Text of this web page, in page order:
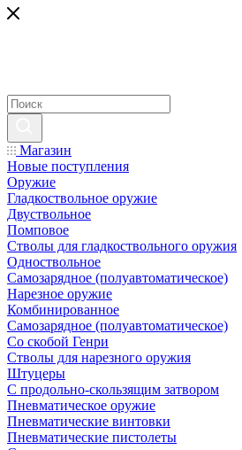
Магазин
Новые поступления
Оружие
Гладкоствольное оружие
Двуствольное
Помповое
Стволы для гладкоствольного оружия
Одноствольное
Самозарядное (полуавтоматическое)
Нарезное оружие
Комбинированное
Самозарядное (полуавтоматическое)
Со скобой Генри
Стволы для нарезного оружия
Штуцеры
С продольно-скользящим затвором
Пневматическое оружие
Пневматические винтовки
Пневматические пистолеты